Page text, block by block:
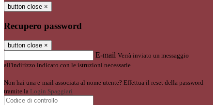
button close ×
Recupero password
button close ×
E-mail Verrà inviato un messaggio
all'indirizzo indicato con le istruzioni necessarie.
Non hai una e-mail associata al nome utente? Effettua il reset della password
tramite la Login Spaggiari